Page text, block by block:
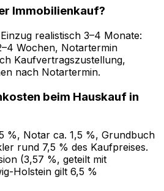
Immobilienkauf?
realistisch 3–4 Monate:
Wochen, Notartermin
Kaufvertragszustellung,
nach Notartermin.
beim Hauskauf in
%, Notar ca. 1,5 %, Grundbuch
rund 7,5 % des Kaufpreises.
(3,57 %, geteilt mit
Holstein gilt 6,5 %